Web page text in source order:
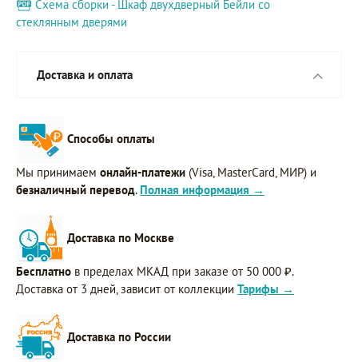
Схема сборки - Шкаф двухдверный Бейли со
стеклянным дверями
Доставка и оплата
Способы оплаты
Мы принимаем онлайн-платежи (Visa, MasterCard, МИР) и
безналичный перевод. Полная информация →
Доставка по Москве
Бесплатно в пределах МКАД при заказе от 50 000 ₽.
Доставка от 3 дней, зависит от коллекции Тарифы →
Доставка по России